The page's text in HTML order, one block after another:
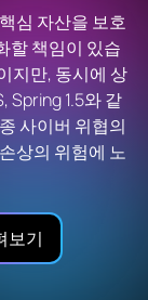
심 자산을 보호
할 책임이 있습
지만, 동시에 상
Spring 1.5와 같
사이버 위협의
상의 위험에 노
보기